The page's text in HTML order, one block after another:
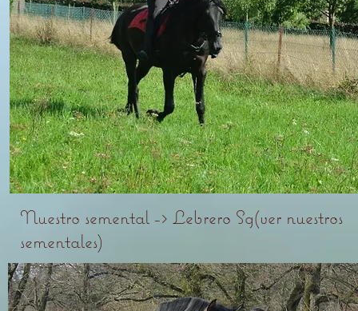
Nuestro semental -> Lebrero Sg(ver nuestros
sementales)